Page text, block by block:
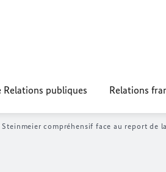
Relations publiques Relations
compréhensif face au report de